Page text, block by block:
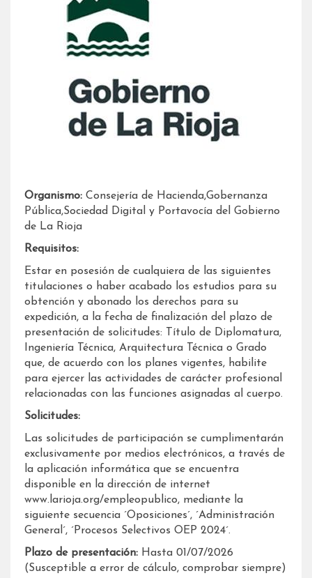
Organismo: Consejería de Hacienda,Gobernanza
Pública,Sociedad Digital y Portavocía del Gobierno
de La Rioja
Requisitos:
Estar en posesión de cualquiera de las siguientes
titulaciones o haber acabado los estudios para su
obtención y abonado los derechos para su
expedición, a la fecha de finalización del plazo de
presentación de solicitudes: Título de Diplomatura,
Ingeniería Técnica, Arquitectura Técnica o Grado
que, de acuerdo con los planes vigentes, habilite
para ejercer las actividades de carácter profesional
relacionadas con las funciones asignadas al cuerpo.
Solicitudes:
Las solicitudes de participación se cumplimentarán
exclusivamente por medios electrónicos, a través de
la aplicación informática que se encuentra
disponible en la dirección de internet
www.larioja.org/empleopublico, mediante la
siguiente secuencia ´Oposiciones´, ´Administración
General´, ´Procesos Selectivos OEP 2024´.
Plazo de presentación: Hasta 01/07/2026
(Susceptible a error de cálculo, comprobar siempre)